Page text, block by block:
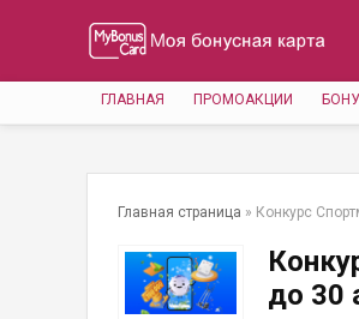
ГЛАВНАЯ ПРОМОАКЦИИ
Главная страница » Конкурс
до 30